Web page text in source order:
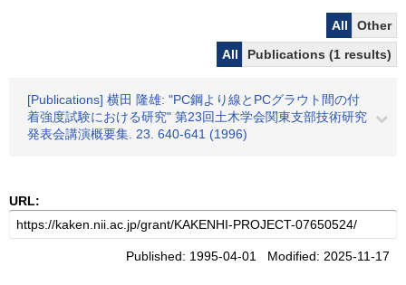
All
Other
All
Publications (1 results)
[Publications] 横田 隆雄: "PC鋼より線とPCグラウト間の付
着強度試験における研究" 第23回土木学会関東支部技術研究
発表会講演概要集. 23. 640-641 (1996)
URL:
Published: 1995-04-01 Modified: 2025-11-17